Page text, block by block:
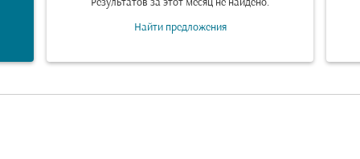
Результатов за этот месяц не найдено.
Найти предложения
SVO–SKT: cmp-view-offers-
SVO–SKT: cmp-view-offers-
SVO–SKT: cmp-view-
SVO–SKT: cmp-view-
SVO–SKT: cmp-
SVO–SKT: